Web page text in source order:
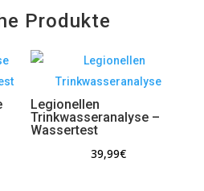
Produkte
Legionellen
Trinkwasseranalyse –
Wassertest
39,99€